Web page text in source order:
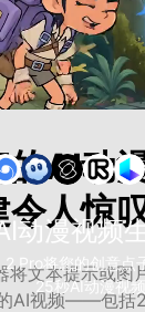
动漫视频
Pro将您的创意点
25秒AI动漫视
的AI动
令人惊
将文本提示或图
AI视频——包括